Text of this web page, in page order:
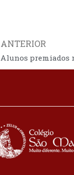
ANTERIOR
Alunos premiados